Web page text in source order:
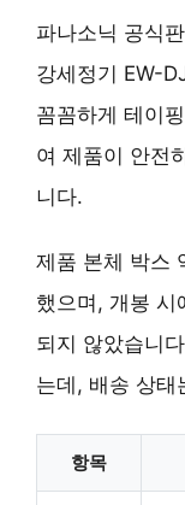
파나소닉 공식
강세정기 EW-
꼼꼼하게 테이
여 제품이 안전
니다.
제품 본체 박스
했으며, 개봉 시
되지 않았습니
는데, 배송 상태
항목